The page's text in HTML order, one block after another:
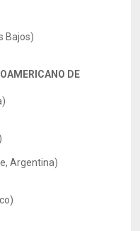
Bajos)
DE
Argentina)